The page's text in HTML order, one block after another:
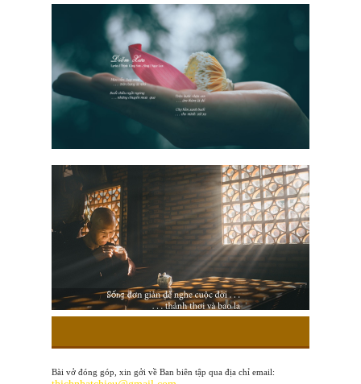
Bài vở đóng góp, xin gởi về Ban biên tập qua địa chỉ email: